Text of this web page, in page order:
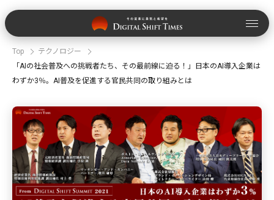
Top
テクノロジー
「AIの社会普及への挑戦者たち、その最前線に迫る！」日本のAI導入企業は
わずか3％。AI普及を促進する官民共同の取り組みとは